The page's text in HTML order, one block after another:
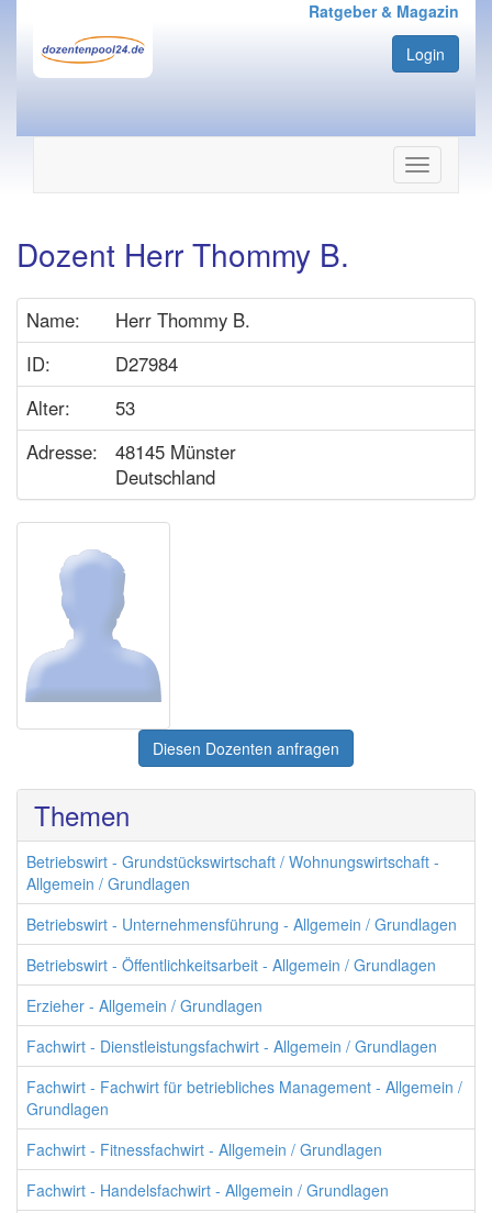
Ratgeber & Magazin
Login
Navigation
ein-/
Dozent Herr Thommy B.
Name:
Herr Thommy B.
ID:
D27984
Alter:
53
Adresse:
48145 Münster
Deutschland
Diesen Dozenten anfragen
Themen
Betriebswirt - Grundstückswirtschaft / Wohnungswirtschaft -
Allgemein / Grundlagen
Betriebswirt - Unternehmensführung - Allgemein / Grundlagen
Betriebswirt - Öffentlichkeitsarbeit - Allgemein / Grundlagen
Erzieher - Allgemein / Grundlagen
Fachwirt - Dienstleistungsfachwirt - Allgemein / Grundlagen
Fachwirt - Fachwirt für betriebliches Management - Allgemein /
Grundlagen
Fachwirt - Fitnessfachwirt - Allgemein / Grundlagen
Fachwirt - Handelsfachwirt - Allgemein / Grundlagen